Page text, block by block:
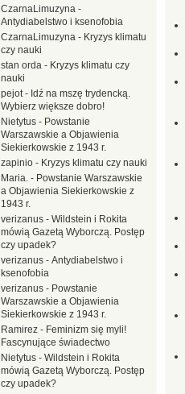
CzarnaLimuzyna -
Antydiabelstwo i ksenofobia
CzarnaLimuzyna - Kryzys klimatu
czy nauki
stan orda - Kryzys klimatu czy
nauki
pejot- Idź na mszę trydencką.
Wybierz większe dobro!
Nietytus - Powstanie
Warszawskie a Objawienia
Siekierkowskie z 1943 r.
zapinio - Kryzys klimatu czy nauki
Maria. - Powstanie Warszawskie
a Objawienia Siekierkowskie z
1943 r.
verizanus - Wildstein i Rokita
mówią Gazetą Wyborczą. Postęp
czy upadek?
verizanus - Antydiabelstwo i
ksenofobia
verizanus - Powstanie
Warszawskie a Objawienia
Siekierkowskie z 1943 r.
Ramirez - Feminizm się myli!
Fascynujące świadectwo
Nietytus - Wildstein i Rokita
mówią Gazetą Wyborczą. Postęp
czy upadek?